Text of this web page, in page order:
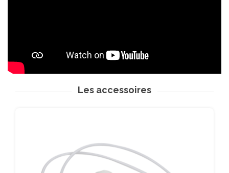
Les accessoires